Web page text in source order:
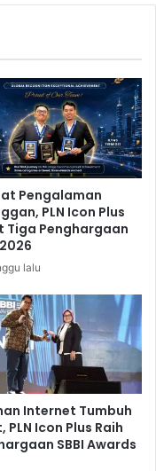
Pengalaman
PLN Icon Plus
Tiga Penghargaan
lalu
Internet Tumbuh
PLN Icon Plus Raih
SBBI Awards